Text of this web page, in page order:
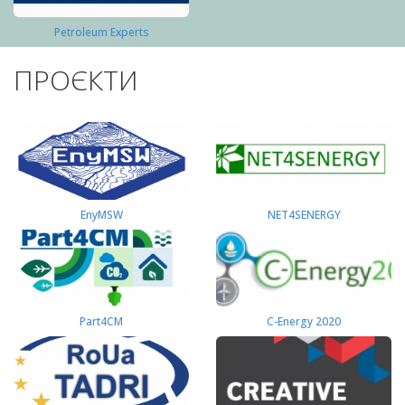
Petroleum Experts
ПРОЄКТИ
EnyMSW NET4SENERGY
Part4СМ C-Energy 2020